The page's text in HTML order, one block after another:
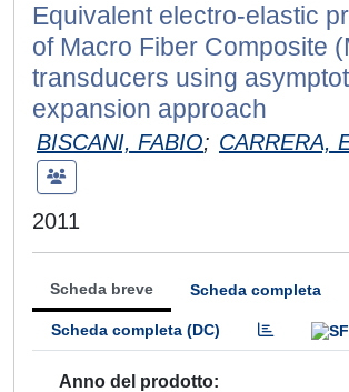
Equivalent electro-elastic
of Macro Fiber Composite
transducers using
expansion approach
BISCANI, FABIO; CARRERA,
2011
Scheda breve Scheda completa
Scheda completa (DC)
Anno del prodotto